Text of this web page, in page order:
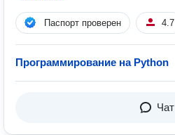
Паспорт проверен 4.7
Программирование на Python
Чат